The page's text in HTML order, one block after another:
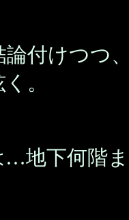
付けつつ
。
…地下何階